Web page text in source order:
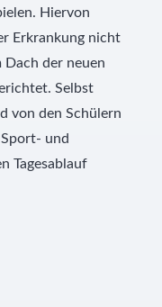
Hiervon
Erkrankung nicht
Dach der neuen
Selbst
von den Schülern
und
Tagesablauf